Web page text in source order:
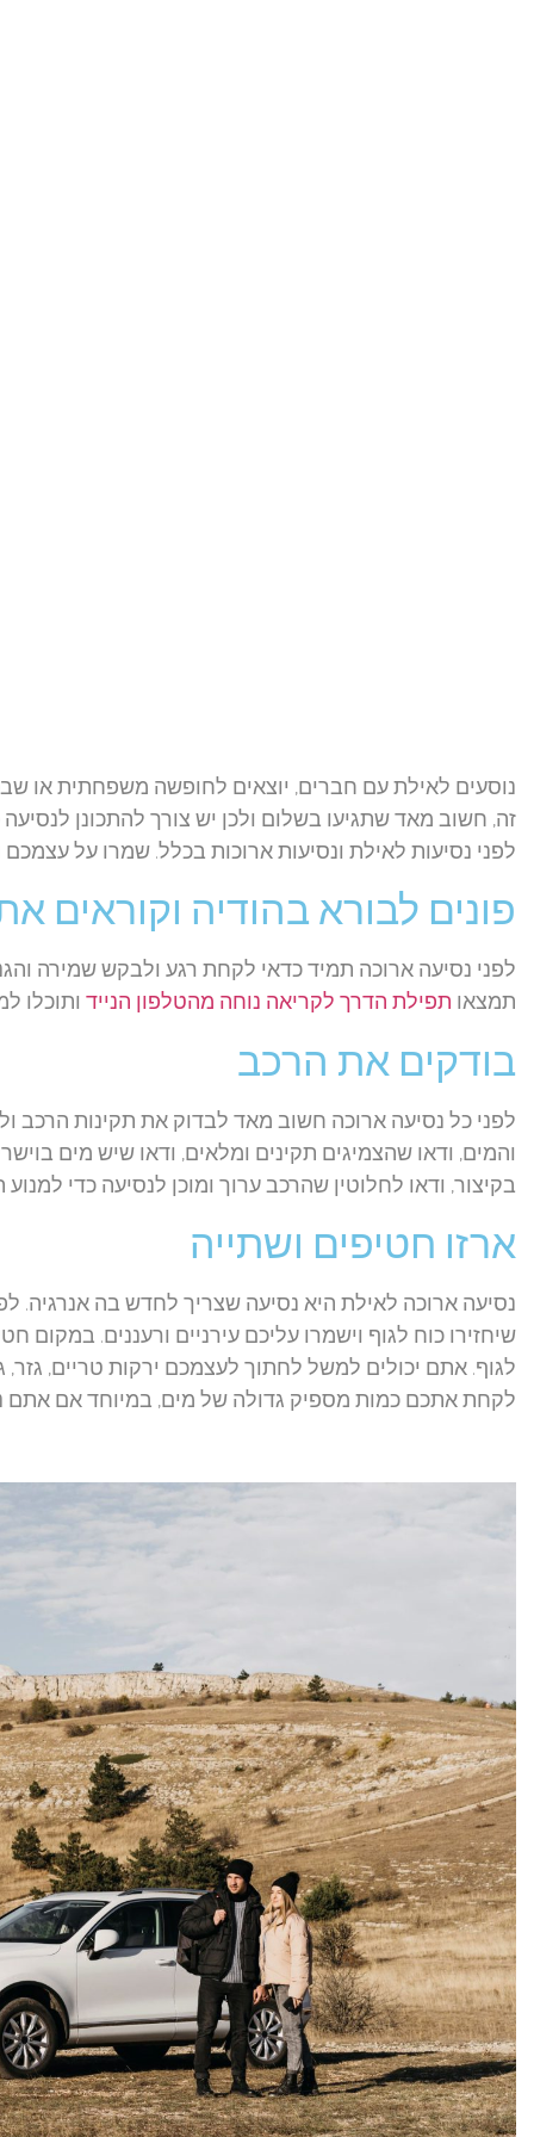
נוסעים לאילת עם חברים, יוצאים לחופשה משפחתית או
זה, חשוב מאד שתגיעו בשלום ולכן יש צורך להתכונן
לפני נסיעות לאילת ונסיעות ארוכות בכלל. שמרו על עצמכם
פונים לבורא בהודיה וקוראים
לפני נסיעה ארוכה תמיד כדאי לקחת רגע ולבקש שמירה
תמצאו תפילת הדרך לקריאה נוחה מהטלפון הנייד ותוכלו
בודקים את הרכב
לפני כל נסיעה ארוכה חשוב מאד לבדוק את תקינות הרכב
והמים, ודאו שהצמיגים תקינים ומלאים, ודאו שיש מים
בקיצור, ודאו לחלוטין שהרכב ערוך ומוכן לנסיעה כדי
ארזו חטיפים ושתייה
נסיעה ארוכה לאילת היא נסיעה שצריך לחדש בה אנרגיה.
שיחזירו כוח לגוף וישמרו עליכם עירניים ורעננים.
לגוף. אתם יכולים למשל לחתוך לעצמכם ירקות טריים,
לקחת אתכם כמות מספיק גדולה של מים, במיוחד אם אתם